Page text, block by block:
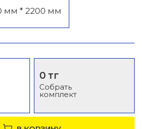
0 тг
Собрать
комплект
мм * 2200 мм